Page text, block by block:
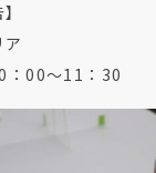
：00～11：30